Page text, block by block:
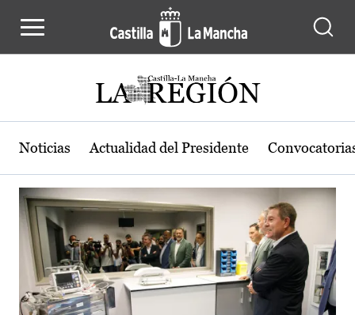
Actualidad de la región de Castilla-
Noticias Actualidad del Presidente